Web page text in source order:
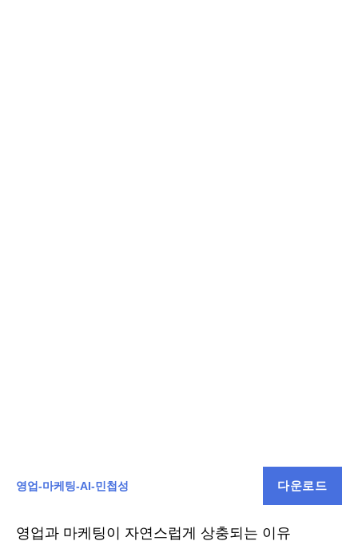
영업-마케팅-AI-민첩성 다운로드
영업과 마케팅이 자연스럽게 상충되는 이유